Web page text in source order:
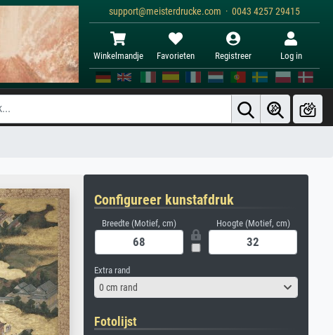
support@meisterdrucke.com · 0043 4257 29415
Winkelmandje Favorieten Registreer Log in
Configureer kunstafdruk
Breedte (Motief, cm) Hoogte (Motief, cm)
Extra rand
0 cm rand
Fotolijst